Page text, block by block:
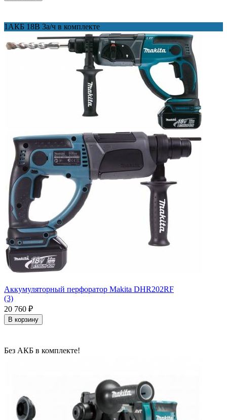
1АКБ 18В 3а/ч в комплекте
Аккумуляторный перфоратор Makita DHR202RF
(3)
20 760 ₽
В корзину
Без АКБ в комплекте!